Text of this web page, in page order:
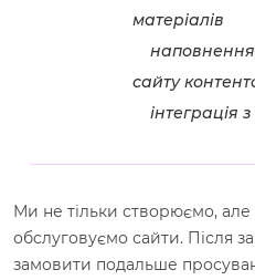
матеріалів
наповнення
сайту
інтеграція з
Ми не тільки створюємо, але
обслуговуємо сайти. Після
замовити подальше